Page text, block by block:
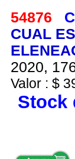
54876
CUAL
2020,
Valor : $
Stock